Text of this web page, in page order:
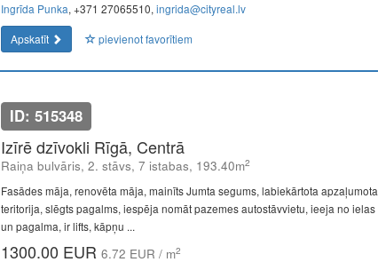
Ingrīda Punka, +371 27065510, ingrida@cityreal.lv
Apskatīt
pievienot favorītiem
ID: 515348
Izīrē dzīvokli Rīgā, Centrā
Raiņa bulvāris, 2. stāvs, 7 istabas, 193.40m2
Fasādes māja, renovēta māja, mainīts Jumta segums, labiekārtota apzaļumota
teritorija, slēgts pagalms, iespēja nomāt pazemes autostāvvietu, ieeja no ielas
un pagalma, ir lifts, kāpņu ...
1300.00 EUR 6.72 EUR / m2